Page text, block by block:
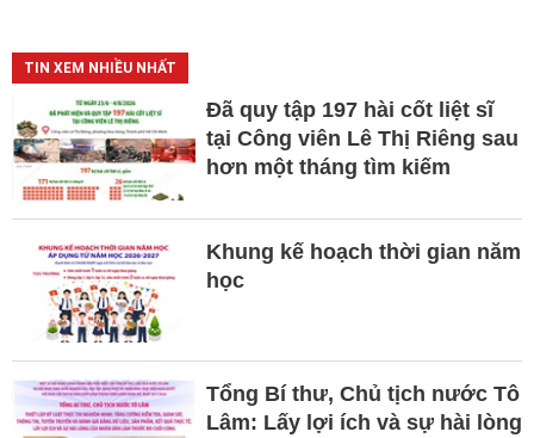
TIN XEM NHIỀU NHẤT
Đã quy tập 197 hài cốt liệt sĩ
tại Công viên Lê Thị Riêng sau
hơn một tháng tìm kiếm
Khung kế hoạch thời gian năm
học
Tổng Bí thư, Chủ tịch nước Tô
Lâm: Lấy lợi ích và sự hài lòng